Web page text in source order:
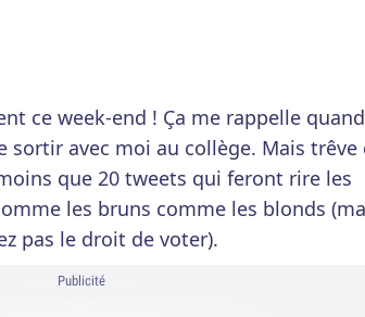
ce week-end ! Ça me rappelle
sortir avec moi au collège. Mais trêve
que 20 tweets qui feront rire les
les bruns comme les blonds
pas le droit de voter).
Publicité